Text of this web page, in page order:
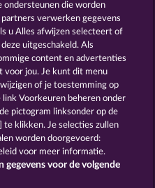
Privacyverklaring
FAQ Woordenlijst
Facebook
indienen
ondersteunen die worden
verwerken gegevens
u Alles afwijzen selecteert of
uitgeschakeld. Als
content en advertenties
voor jou. Je kunt dit menu
of je toestemming op
Voorkeuren beheren onder
pictogram linksonder op de
te klikken. Je selecties zullen
worden doorgevoerd:
voor meer informatie.
gegevens voor de volgende